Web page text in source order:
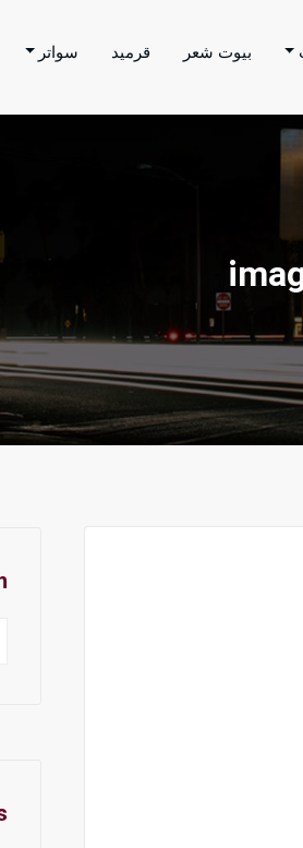
والسواتر والهناجر وغيرها من
بيوت شعر قرميد سواتر